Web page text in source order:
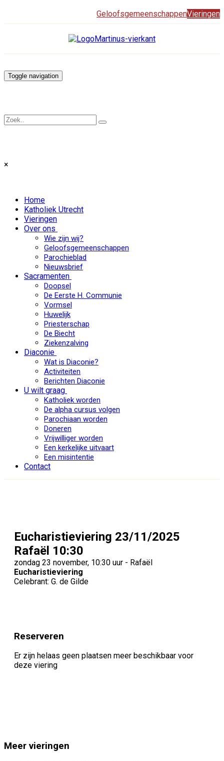
GeloofsgemeenschappenVieringen
Toggle navigation
×
Home
Katholiek Utrecht
Vieringen
Over ons
Wie zijn wij?
Geloofsgemeenschappen
Parochieblad
Nieuwsbrief
Sacramenten
Doopsel
De Eerste H. Communie
Vormsel
Huwelijk
Priesterschap
De Biecht
Ziekenzalving
Diaconie
Wat is Diaconie?
Activiteiten
Berichten Diaconie
U wilt graag
Katholiek worden
De alpha cursus volgen
Parochiaan worden
Doneren
Vrijwilliger worden
Een kerkelijke uitvaart
Een misintentie
Contact
Eucharistieviering 23/11/2025
Rafaël 10:30
zondag 23 november, 10:30 uur - Rafaël
Eucharistieviering
Celebrant: G. de Gilde
Reserveren
Er zijn helaas geen plaatsen meer beschikbaar voor
deze viering
Meer vieringen